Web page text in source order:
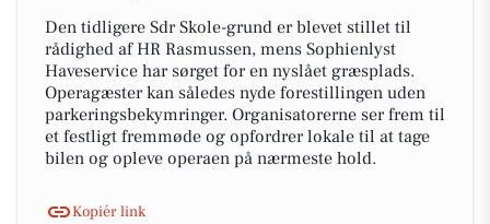
Den tidligere Sdr Skole-grund er blevet stillet til
rådighed af HR Rasmussen, mens Sophienlyst
Haveservice har sørget for en nyslået græsplads.
Operagæster kan således nyde forestillingen uden
parkeringsbekymringer. Organisatorerne ser frem til
et festligt fremmøde og opfordrer lokale til at tage
bilen og opleve operaen på nærmeste hold.
Kopiér link